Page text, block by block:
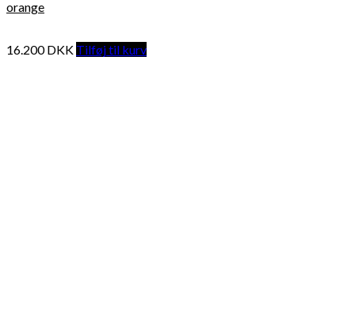
orange
16.200DKK Tilføj til kurv